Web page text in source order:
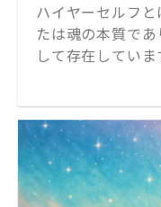
ハイヤーセルフ
たは魂の本質で
して存在してい